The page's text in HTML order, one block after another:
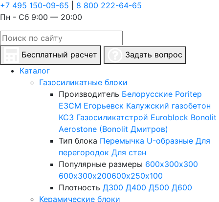
+7 495 150-09-65
8 800 222-64-65
Пн - Сб 9:00 — 20:00
Бесплатный расчет
Задать вопрос
Каталог
Газосиликатные блоки
Производитель Белорусские Poritep
ЕЗСМ Егорьевск Калужский газобетон
КСЗ Газосиликатстрой Euroblock Bonolit
Aerostone (Bonolit Дмитров)
Тип блока Перемычка U-образные Для
перегородок Для стен
Популярные размеры 600х300х300
600х300х200600х250х100
Плотность Д300 Д400 Д500 Д600
Керамические блоки